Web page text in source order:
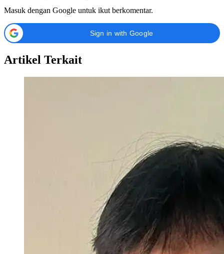
Masuk dengan Google untuk ikut berkomentar.
Sign in with Google
Artikel Terkait